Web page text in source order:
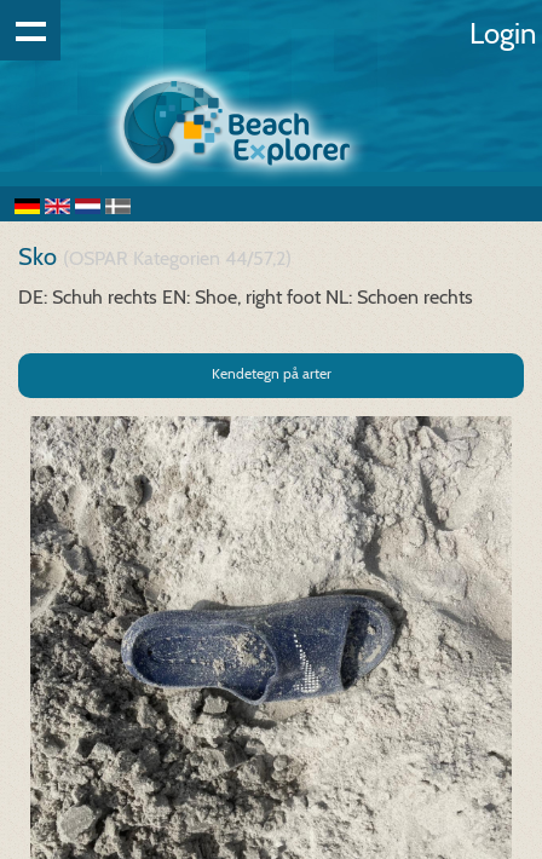
Login
Sko (OSPAR Kategorien 44/57,2)
DE: Schuh rechts EN: Shoe, right foot NL: Schoen rechts
Kendetegn på arter